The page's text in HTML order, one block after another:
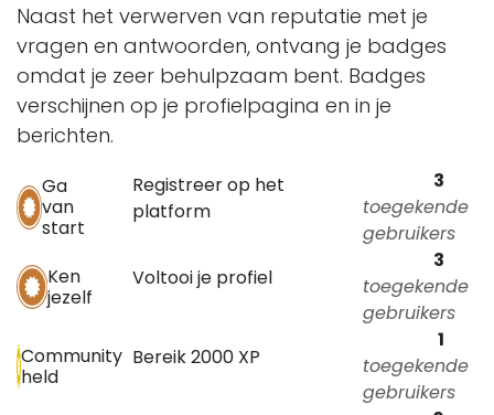
Naast het verwerven van reputatie met je
vragen en antwoorden, ontvang je badges
omdat je zeer behulpzaam bent. Badges
verschijnen op je profielpagina en in je
berichten.
Ga
van
start
Registreer op het
platform
3
toegekende
gebruikers
Ken
jezelf
Voltooi je profiel
3
toegekende
gebruikers
Community
held
Bereik 2000 XP
1
toegekende
gebruikers